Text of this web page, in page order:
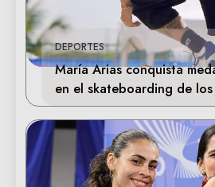
DEPORTES
María Arias conquista
en el skateboarding de los
Centroamericanos